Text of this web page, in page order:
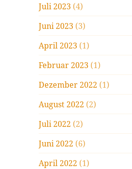
Juli 2023 (4)
Juni 2023 (3)
April 2023 (1)
Februar 2023 (1)
Dezember 2022 (1)
August 2022 (2)
Juli 2022 (2)
Juni 2022 (6)
April 2022 (1)